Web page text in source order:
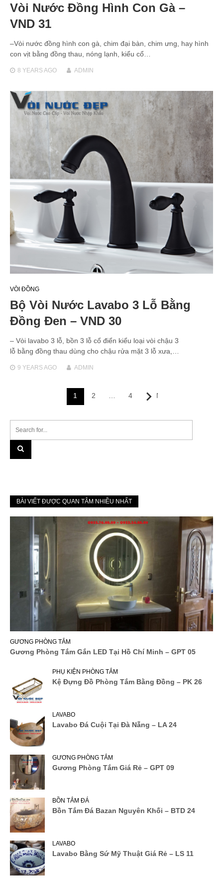
Vòi Nước Đồng Hình Con Gà –
VND 31
–Vòi nước đồng hình con gà, chim đại bàn, chim ưng, hay hình
con vịt bằng đồng thau, nóng lạnh, kiểu cổ…
8 YEARSAGO ADMIN
VÒI ĐỒNG
Bộ Vòi Nước Lavabo 3 Lỗ Bằng
Đồng Đen – VND 30
– Vòi lavabo 3 lỗ, bồn 3 lỗ cổ điển kiểu loại vòi chậu 3
lỗ bằng đồng thau dùng cho chậu rửa mặt 3 lỗ xưa,…
9 YEARSAGO ADMIN
1 2 … 4 Next
BÀI VIẾT ĐƯỢC QUAN TÂM NHIỀU NHẤT
GƯƠNG PHÒNG TẮM
Gương Phòng Tắm Gắn LED Tại Hồ Chí Minh – GPT 05
PHỤ KIỆN PHÒNG TẮM
Kệ Đựng Đồ Phòng Tắm Bằng Đồng – PK 26
LAVABO
Lavabo Đá Cuội Tại Đà Nẵng – LA 24
GƯƠNG PHÒNG TẮM
Gương Phòng Tắm Giá Rẻ – GPT 09
BỒN TẮM ĐÁ
Bồn Tắm Đá Bazan Nguyên Khối – BTD 24
LAVABO
Lavabo Bằng Sứ Mỹ Thuật Giá Rẻ – LS 11